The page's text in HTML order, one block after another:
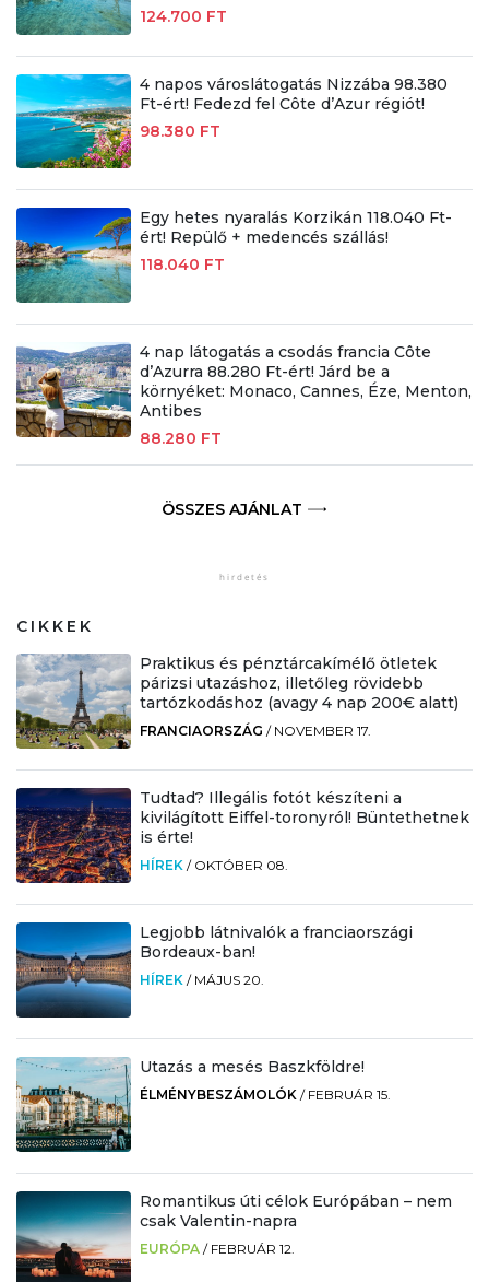
124.700 FT
4 napos városlátogatás Nizzába 98.380
Ft-ért! Fedezd fel Côte d’Azur régiót!
98.380 FT
Egy hetes nyaralás Korzikán 118.040 Ft-
ért! Repülő + medencés szállás!
118.040 FT
4 nap látogatás a csodás francia Côte
d’Azurra 88.280 Ft-ért! Járd be a
környéket: Monaco, Cannes, Éze, Menton,
Antibes
88.280 FT
ÖSSZES AJÁNLAT
CIKKEK
Praktikus és pénztárcakímélő ötletek
párizsi utazáshoz, illetőleg rövidebb
tartózkodáshoz (avagy 4 nap 200€ alatt)
FRANCIAORSZÁG / NOVEMBER 17.
Tudtad? Illegális fotót készíteni a
kivilágított Eiffel-toronyról! Büntethetnek
is érte!
HÍREK / OKTÓBER 08.
Legjobb látnivalók a franciaországi
Bordeaux-ban!
HÍREK / MÁJUS 20.
Utazás a mesés Baszkföldre!
ÉLMÉNYBESZÁMOLÓK / FEBRUÁR 15.
Romantikus úti célok Európában – nem
csak Valentin-napra
EURÓPA / FEBRUÁR 12.